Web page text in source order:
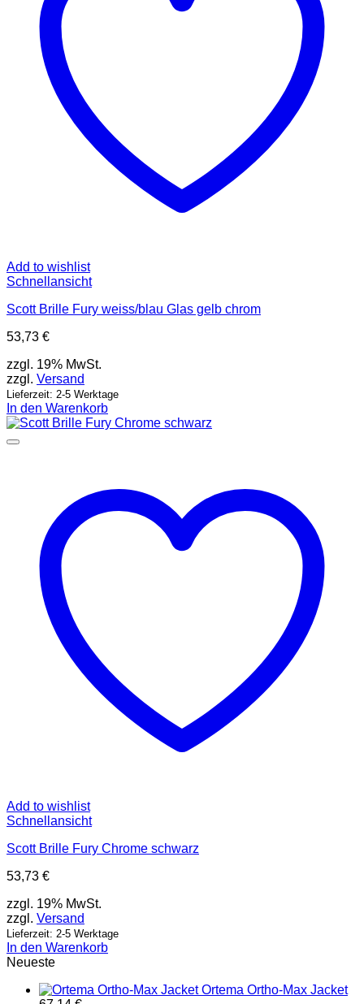
Add to wishlist
Schnellansicht
Scott Brille Fury weiss/blau Glas gelb chrom
53,73 €
zzgl. 19% MwSt.
zzgl. Versand
Lieferzeit: 2-5 Werktage
In den Warenkorb
Add to wishlist
Schnellansicht
Scott Brille Fury Chrome schwarz
53,73 €
zzgl. 19% MwSt.
zzgl. Versand
Lieferzeit: 2-5 Werktage
In den Warenkorb
Neueste
Ortema Ortho-Max Jacket